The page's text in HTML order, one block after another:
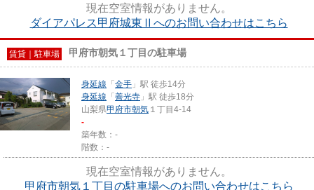
現在空室情報がありません。
ダイアパレス甲府城東Ⅱへのお問い合わせはこちら
賃貸｜駐車場 甲府市朝気１丁目の駐車場
身延線 「 金手 」駅 徒歩14分
身延線 「 善光寺 」駅 徒歩18分
山梨県甲府市朝気 １丁目4-14
-
築年数：-
階数：-
現在空室情報がありません。
甲府市朝気１丁目の駐車場へのお問い合わせはこちら